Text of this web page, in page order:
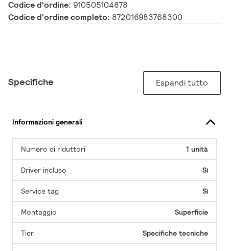
Codice d'ordine: 910505104878
Codice d'ordine completo: 872016983768300
Specifiche Espandi tutto
Informazioni generali
Numero di riduttori 1 unità
Driver incluso Sì
Service tag Sì
Montaggio Superficie
Tier Specifiche tecniche